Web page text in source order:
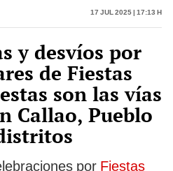
17 Jul 2025 | 17:13 h
y desvíos por
de Fiestas
son las vías
Callao, Pueblo
por Fiestas